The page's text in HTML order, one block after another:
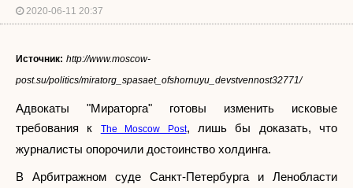
2020-06-11 20:37
Источник: http://www.moscow-
post.su/politics/miratorg_spasaet_ofshornuyu_devstvennost32771/
Адвокаты "Мираторга" готовы изменить исковые
требования к
The Moscow Post, лишь бы доказать, что
журналисты опорочили достоинство холдинга.
В Арбитражном суде Санкт-Петербурга и Ленобласти